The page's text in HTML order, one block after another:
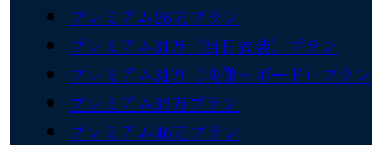
プレミアム26万プラン
プレミアム31万（当日衣装）プラン
プレミアム31万（映像＋ボード）プラン
プレミアム36万プラン
プレミアム46万プラン